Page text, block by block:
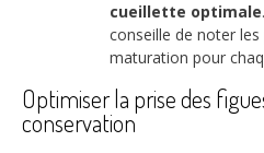
cueillette optimale
conseille de noter les
maturation pour
Optimiser la prise des
conservation